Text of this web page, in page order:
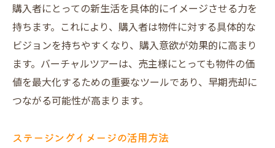
購入者にとっての新生活を具体的にイメージさせる力を
持ちます。これにより、購入者は物件に対する具体的な
ビジョンを持ちやすくなり、購入意欲が効果的に高まり
ます。バーチャルツアーは、売主様にとっても物件の価
値を最大化するための重要なツールであり、早期売却に
つながる可能性が高まります。
ステージングイメージの活用方法